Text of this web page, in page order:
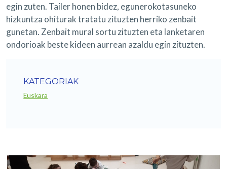
egin zuten. Tailer honen bidez, egunerokotasuneko
hizkuntza ohiturak tratatu zituzten herriko zenbait
gunetan. Zenbait mural sortu zituzten eta lanketaren
ondorioak beste kideen aurrean azaldu egin zituzten.
KATEGORIAK
Euskara